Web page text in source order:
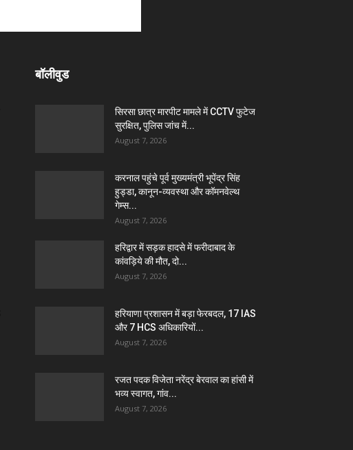
बॉलीवुड
सिरसा छात्र मारपीट मामले में CCTV फुटेज
सुरक्षित, पुलिस जांच में...
August 7, 2026
करनाल पहुंचे पूर्व मुख्यमंत्री भूपेंद्र सिंह
हुड्डा, कानून-व्यवस्था और कॉमनवेल्थ
गेम्स...
August 7, 2026
हरिद्वार में सड़क हादसे में फरीदाबाद के
कांवड़िये की मौत, दो...
August 7, 2026
हरियाणा प्रशासन में बड़ा फेरबदल, 17 IAS
और 7 HCS अधिकारियों...
August 7, 2026
रजत पदक विजेता नरेंद्र बेरवाल का हांसी में
भव्य स्वागत, गांव...
August 7, 2026